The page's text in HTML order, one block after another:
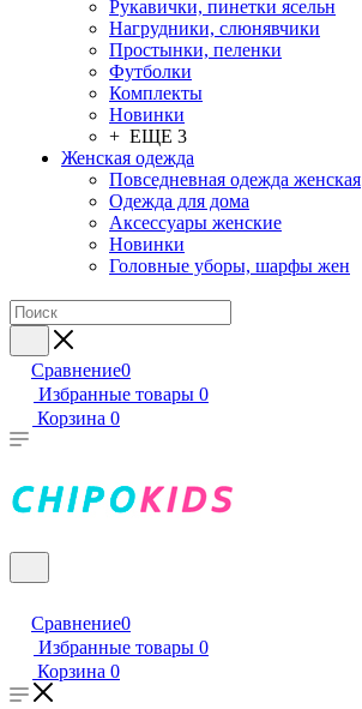
Рукавички, пинетки ясельн
Нагрудники, слюнявчики
Простынки, пеленки
Футболки
Комплекты
Новинки
+ ЕЩЕ 3
Женская одежда
Повседневная одежда женская
Одежда для дома
Аксессуары женские
Новинки
Головные уборы, шарфы жен
Сравнение0
Избранные товары 0
Корзина 0
Сравнение0
Избранные товары 0
Корзина 0